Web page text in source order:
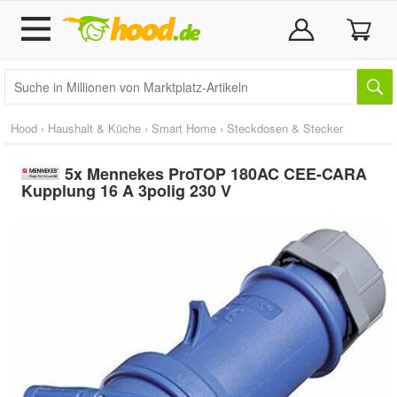
Hood › Haushalt & Küche › Smart Home › Steckdosen & Stecker
5x Mennekes ProTOP 180AC CEE-CARA
Kupplung 16 A 3polig 230 V